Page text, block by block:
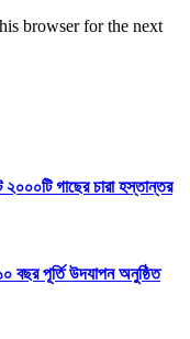
browser for the next
গাছের চারা হস্তান্তর
বছর পূর্তি উদযাপন অনুষ্ঠিত